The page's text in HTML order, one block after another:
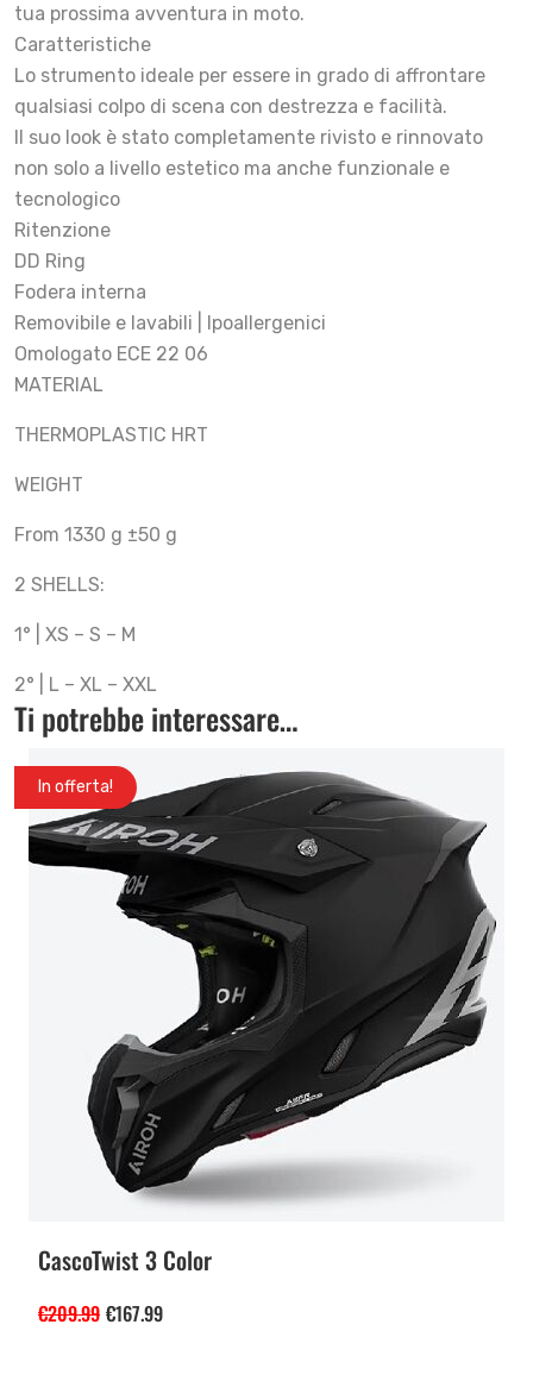
tua prossima avventura in moto.
Caratteristiche
Lo strumento ideale per essere in grado di affrontare
qualsiasi colpo di scena con destrezza e facilità.
Il suo look è stato completamente rivisto e rinnovato
non solo a livello estetico ma anche funzionale e
tecnologico
Ritenzione
DD Ring
Fodera interna
Removibile e lavabili | Ipoallergenici
Omologato ECE 22 06
MATERIAL
THERMOPLASTIC HRT
WEIGHT
From 1330 g ±50 g
2 SHELLS:
1° | XS – S – M
2° | L – XL – XXL
Ti potrebbe interessare…
In offerta!
CascoTwist 3 Color
€209.99 €167.99